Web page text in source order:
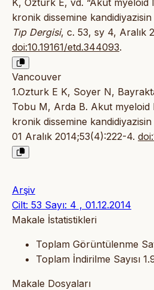
kronik dissemine kandidiyazisin
Tıp Dergisi, c. 53, sy 4, Aralık
doi:10.19161/etd.344093.
Vancouver
1.Ozturk E K, Soyer N,
Tobu M, Arda B. Akut myeloid
kronik dissemine kandidiyazisin
01 Aralık 2014;53(4):222-4.
Arşiv
Cilt: 53 Sayı: 4 , 01.12.2014
Makale İstatistikleri
Toplam Görüntülenme
Toplam İndirilme Sayısı
Makale Dosyaları